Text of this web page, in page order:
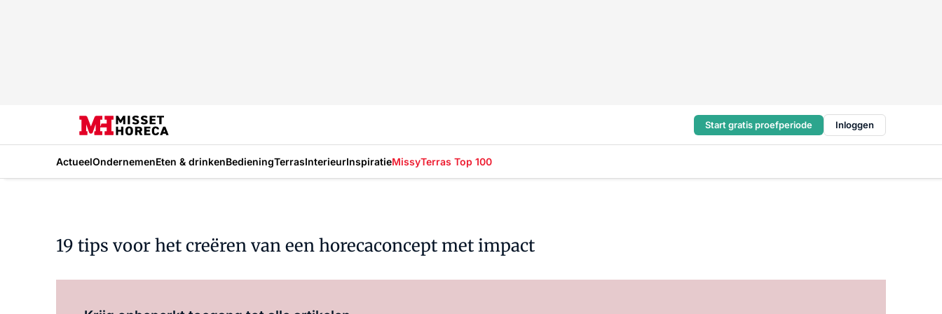
Start gratis proefperiode Inloggen
ActueelOndernemenEten & drinkenBedieningTerrasInterieurInspiratieMissyTerras Top 100
19 tips voor het creëren van een horecaconcept met impact